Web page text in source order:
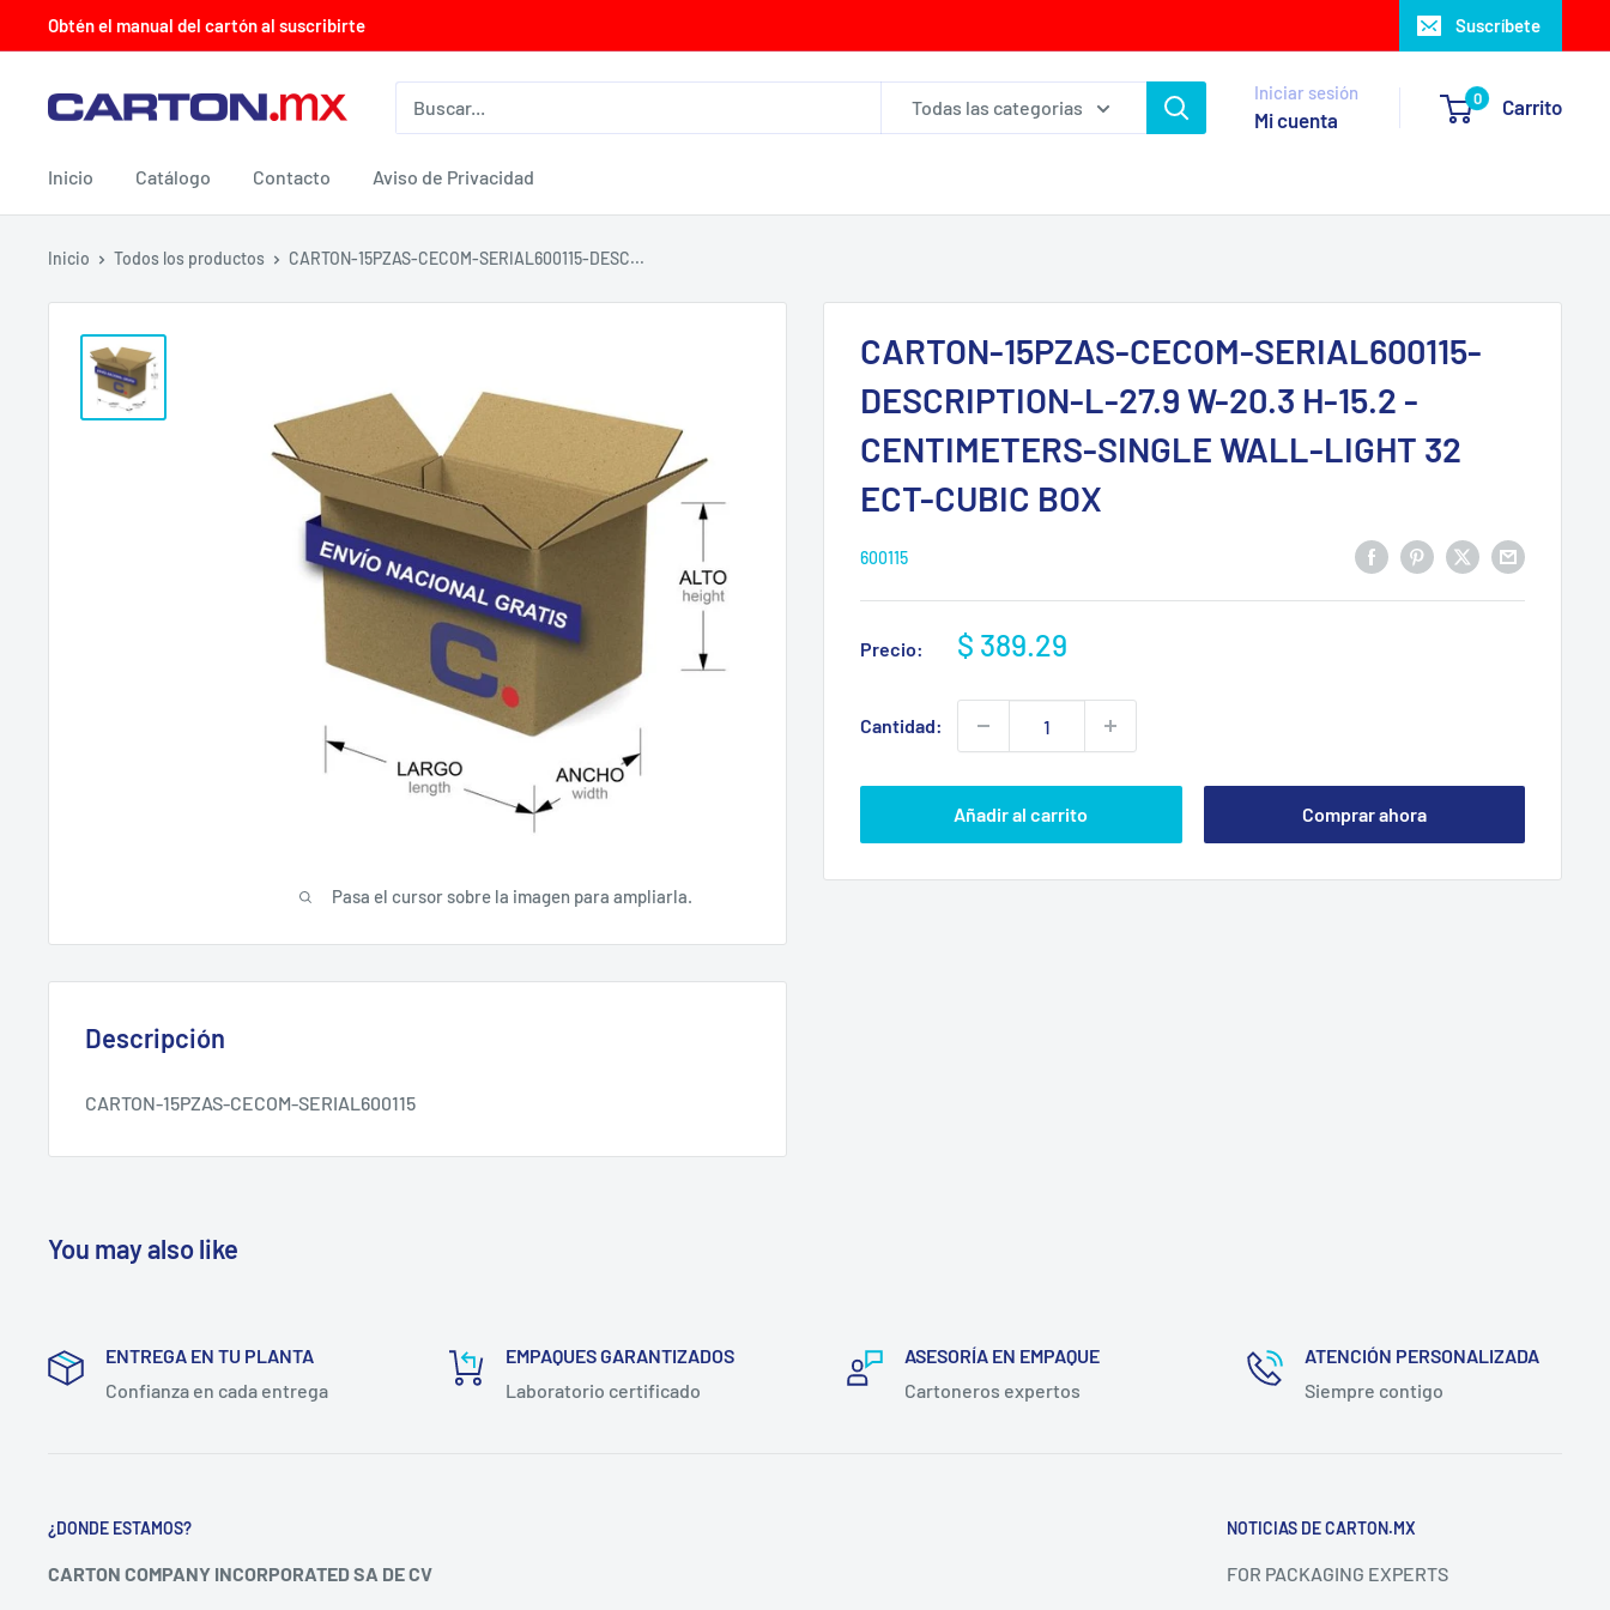
directamente
contenido
Obtén el manual del cartón al suscribirte Suscríbete
CARTON.MX Todas las categorias
Iniciar sesión
Mi cuenta
0 Carrito
Inicio Catálogo Contacto Aviso de Privacidad
Inicio Todos los productos CARTON-15PZAS-CECOM-SERIAL600115-DESC...
Pasa el cursor sobre la imagen para ampliarla.
CARTON-15PZAS-CECOM-SERIAL600115-
DESCRIPTION-L-27.9 W-20.3 H-15.2 -
CENTIMETERS-SINGLE WALL-LIGHT 32
ECT-CUBIC BOX
600115
Precio:
Precio
venta
$ 389.29
Cantidad:
Añadir al carrito Comprar ahora
Descripción
CARTON-15PZAS-CECOM-SERIAL600115
You may also like
ENTREGA EN TU PLANTA
Confianza en cada entrega
EMPAQUES GARANTIZADOS
Laboratorio certificado
ASESORÍA EN EMPAQUE
Cartoneros expertos
ATENCIÓN PERSONALIZADA
Siempre contigo
¿DONDE ESTAMOS?
CARTON COMPANY INCORPORATED SA DE CV
NOTICIAS DE CARTON.MX
FOR PACKAGING EXPERTS